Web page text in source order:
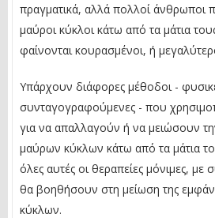
πραγματικά, αλλά πολλοί άνθρωποι
μαύροι κύκλοι κάτω από τα μάτια
φαίνονται κουρασμένοι, ή
Υπάρχουν διάφορες μέθοδοι -
συνταγογραφούμενες - που
για να απαλλαγούν ή να μειώσουν
μαύρων κύκλων κάτω από τα μάτια
όλες αυτές οι θεραπείες μόνιμες, με
θα βοηθήσουν στη μείωση της
κύκλων.